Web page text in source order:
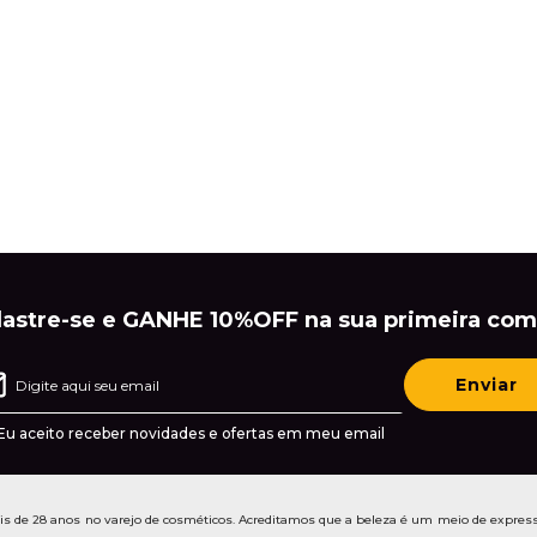
se e GANHE 10%OFF na sua primeira
aceito receber novidades e ofertas em meu email
Enviar
de 28 anos no varejo de cosméticos. Acreditamos que a beleza é um meio de